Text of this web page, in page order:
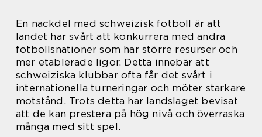
En nackdel med schweizisk fotboll är att
landet har svårt att konkurrera med andra
fotbollsnationer som har större resurser och
mer etablerade ligor. Detta innebär att
schweiziska klubbar ofta får det svårt i
internationella turneringar och möter starkare
motstånd. Trots detta har landslaget bevisat
att de kan prestera på hög nivå och överraska
många med sitt spel.